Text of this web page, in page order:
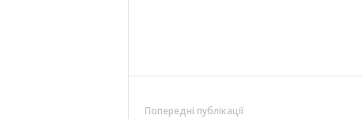
Попередні публікації